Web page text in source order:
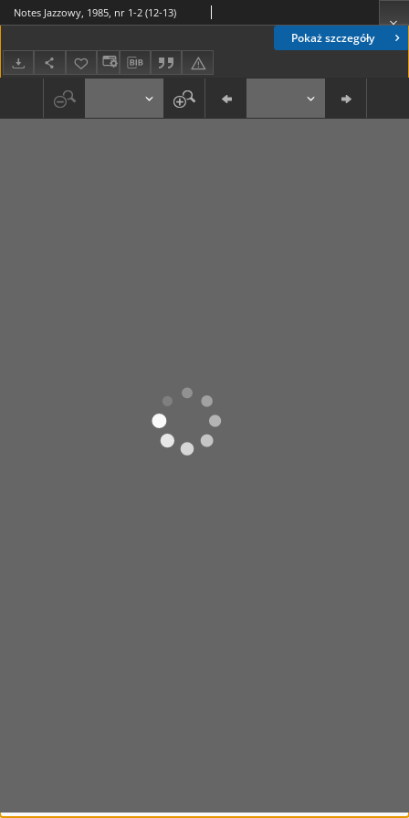
Pokaż szczegóły
Notes Jazzowy, 1985, nr 1-2 (12-13)